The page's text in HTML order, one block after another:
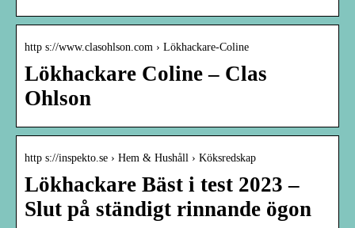
http s://www.clasohlson.com › Lökhackare-Coline
Lökhackare Coline – Clas
Ohlson
http s://inspekto.se › Hem & Hushåll › Köksredskap
Lökhackare Bäst i test 2023 –
Slut på ständigt rinnande ögon